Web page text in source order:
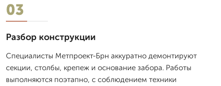
03
Разбор конструкции
Специалисты Метпроект-Брн аккуратно демонтируют
секции, столбы, крепеж и основание забора. Работы
выполняются поэтапно, с соблюдением техники